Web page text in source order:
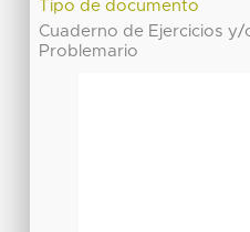
Tipo de documento
Cuaderno de Ejercicios y/
Problemario